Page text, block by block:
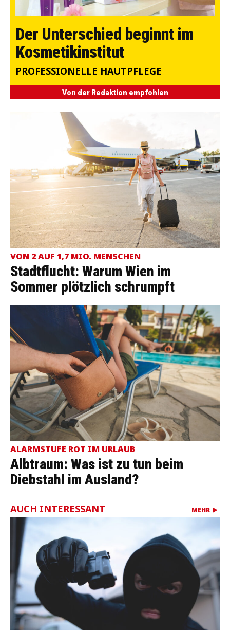
Der Unterschied beginnt im
Kosmetikinstitut
PROFESSIONELLE HAUTPFLEGE
Von der Redaktion empfohlen
VON 2 AUF 1,7 MIO. MENSCHEN
Stadtflucht: Warum Wien im
Sommer plötzlich schrumpft
ALARMSTUFE ROT IM URLAUB
Albtraum: Was ist zu tun beim
Diebstahl im Ausland?
AUCH INTERESSANT MEHR